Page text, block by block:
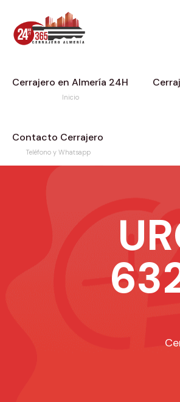
Cerrajero en Almería 24H
Inicio
Contacto Cerrajero
Teléfono y Whatsapp